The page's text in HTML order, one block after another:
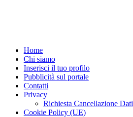
Home
Chi siamo
Inserisci il tuo profilo
Pubblicità sul portale
Contatti
Privacy
Richiesta Cancellazione Dati
Cookie Policy (UE)